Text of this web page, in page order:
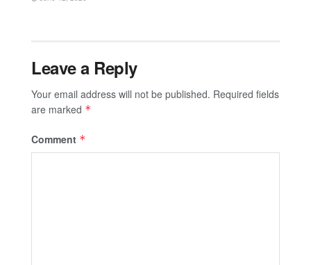
Leave a Reply
Your email address will not be published. Required fields
are marked *
Comment *